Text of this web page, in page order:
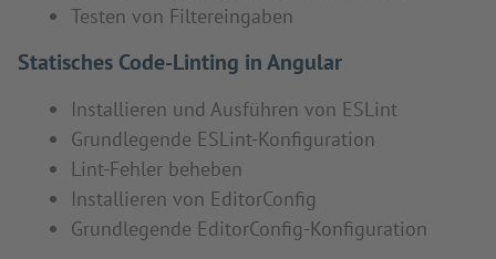
Testen von Filtereingaben
Statisches Code-Linting in Angular
Installieren und Ausführen von ESLint
Grundlegende ESLint-Konfiguration
Lint-Fehler beheben
Installieren von EditorConfig
Grundlegende EditorConfig-Konfiguration